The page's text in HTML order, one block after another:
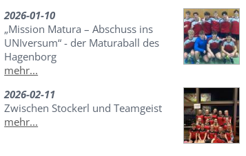
2026-01-10
„Mission Matura – Abschuss ins
UNIversum“ - der Maturaball des
Hagenborg
mehr...
2026-02-11
Zwischen Stockerl und Teamgeist
mehr...